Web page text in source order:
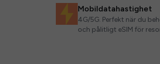
Mobildatahastighet
4G/5G. Perfekt när du
och pålitligt eSIM för